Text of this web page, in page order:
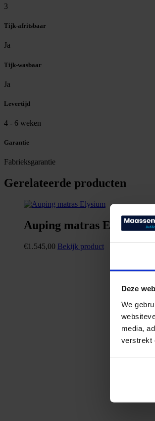
Deze
We
media,
verstrekt
3
Tijk-afritsbaar
Ja
Tijk-wasbaar
Ja
Levertijd
4 - 6 weken
Garantie
Fabrieksgarantie
Gerelateerde producten
Auping matras Elysium
€1.545,00 Bekijk product